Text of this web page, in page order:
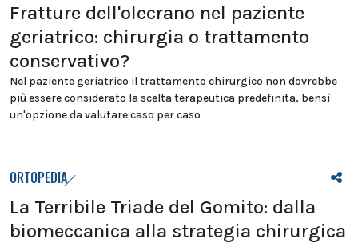
Fratture dell'olecrano nel paziente
geriatrico: chirurgia o trattamento
conservativo?
Nel paziente geriatrico il trattamento chirurgico non dovrebbe
più essere considerato la scelta terapeutica predefinita, bensì
un'opzione da valutare caso per caso
ORTOPEDIA
La Terribile Triade del Gomito: dalla
biomeccanica alla strategia chirurgica